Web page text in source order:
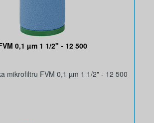
0,1 µm 1 1/2" - 12 500
mikrofiltru FVM 0,1 µm 1 1/2" - 12 500